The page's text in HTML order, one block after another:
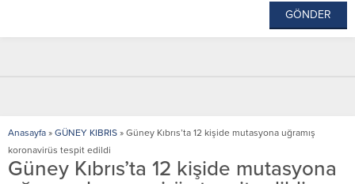
Anasayfa » GÜNEY KIBRIS » Güney Kıbrıs’ta 12 kişide mutasyona uğramış
koronavirüs tespit edildi
Güney Kıbrıs’ta 12 kişide mutasyona